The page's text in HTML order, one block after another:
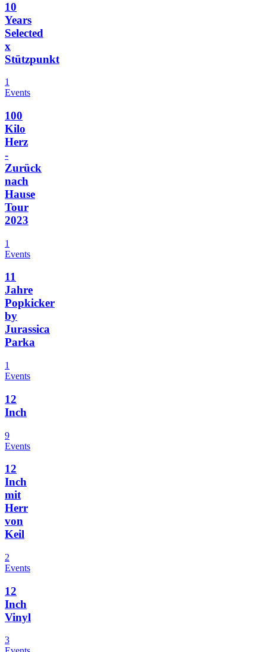
10
Years
Selected
x
Stützpunkt
1
Events
100
Kilo
Herz
-
Zurück
nach
Hause
Tour
2023
1
Events
11
Jahre
Popkicker
by
Jurassica
Parka
1
Events
12
Inch
9
Events
12
Inch
mit
Herr
von
Keil
2
Events
12
Inch
Vinyl
3